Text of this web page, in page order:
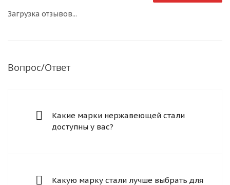
Загрузка отзывов...
Вопрос/Ответ
Какие марки нержавеющей стали
доступны у вас?
Какую марку стали лучше выбрать для